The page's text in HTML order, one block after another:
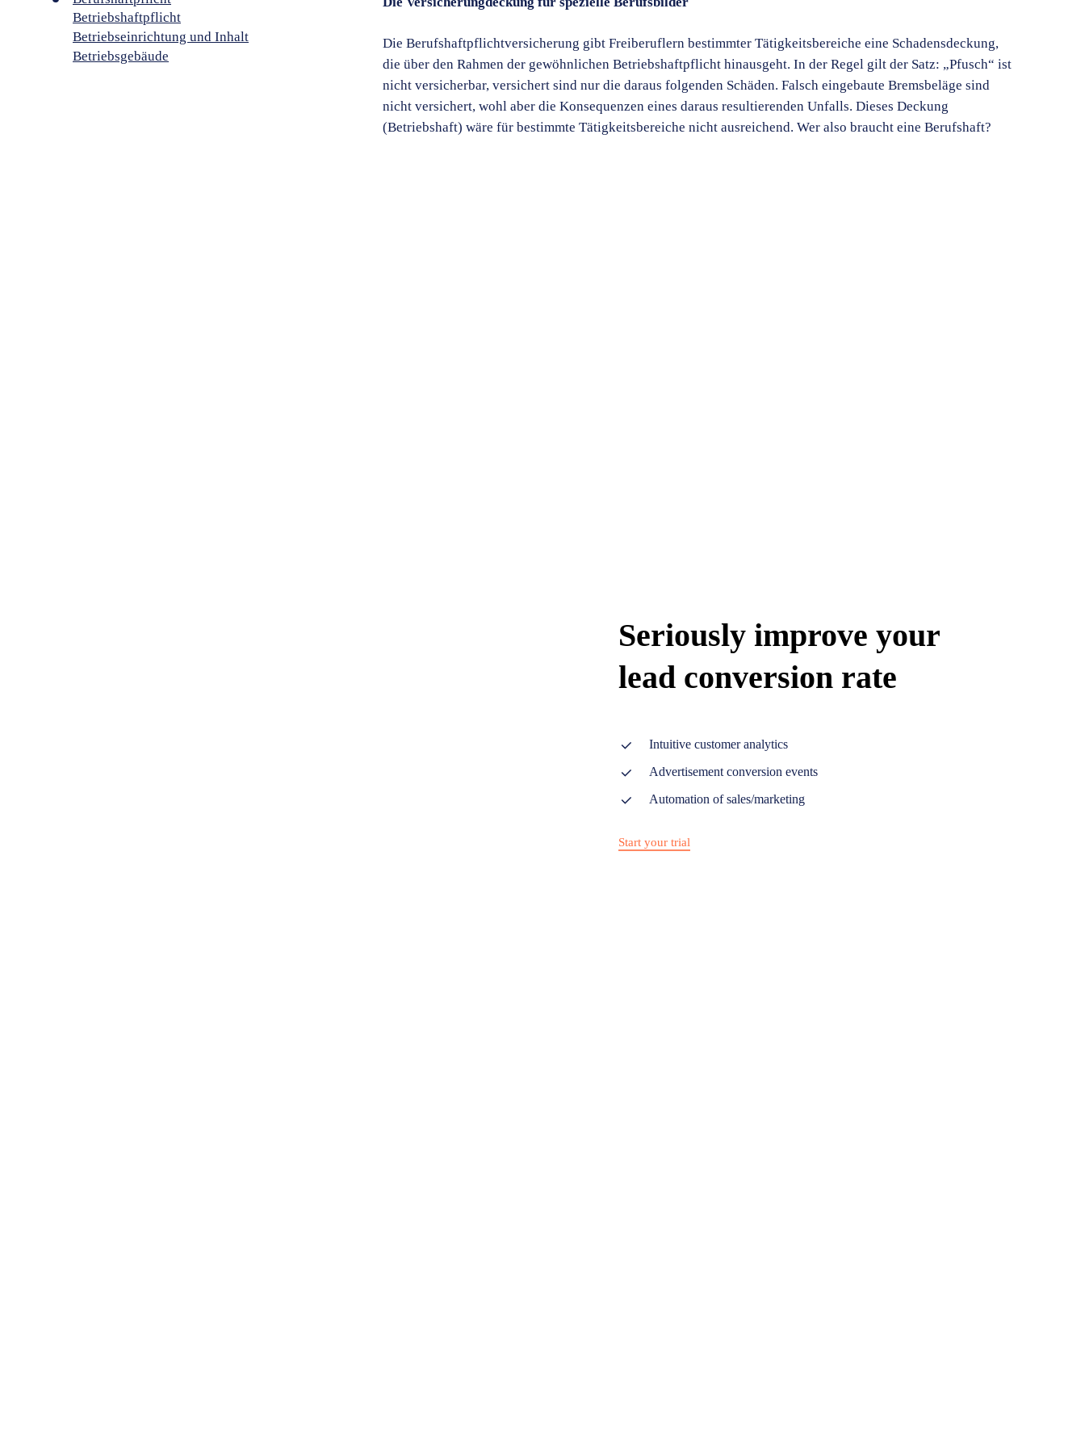
Betriebshaftpflicht
Betriebseinrichtung und Inhalt
Betriebsgebäude
Die Berufshaftpflichtversicherung gibt Freiberuflern bestimmter Tätigkeitsbereiche eine Schadensdeckung,
die über den Rahmen der gewöhnlichen Betriebshaftpflicht hinausgeht. In der Regel gilt der Satz: „Pfusch“ ist
nicht versicherbar, versichert sind nur die daraus folgenden Schäden. Falsch eingebaute Bremsbeläge sind
nicht versichert, wohl aber die Konsequenzen eines daraus resultierenden Unfalls. Dieses Deckung
(Betriebshaft) wäre für bestimmte Tätigkeitsbereiche nicht ausreichend. Wer also braucht eine Berufshaft?
Seriously improve your
lead conversion rate
Intuitive customer analytics
Advertisement conversion events
Automation of sales/marketing
Start your trial